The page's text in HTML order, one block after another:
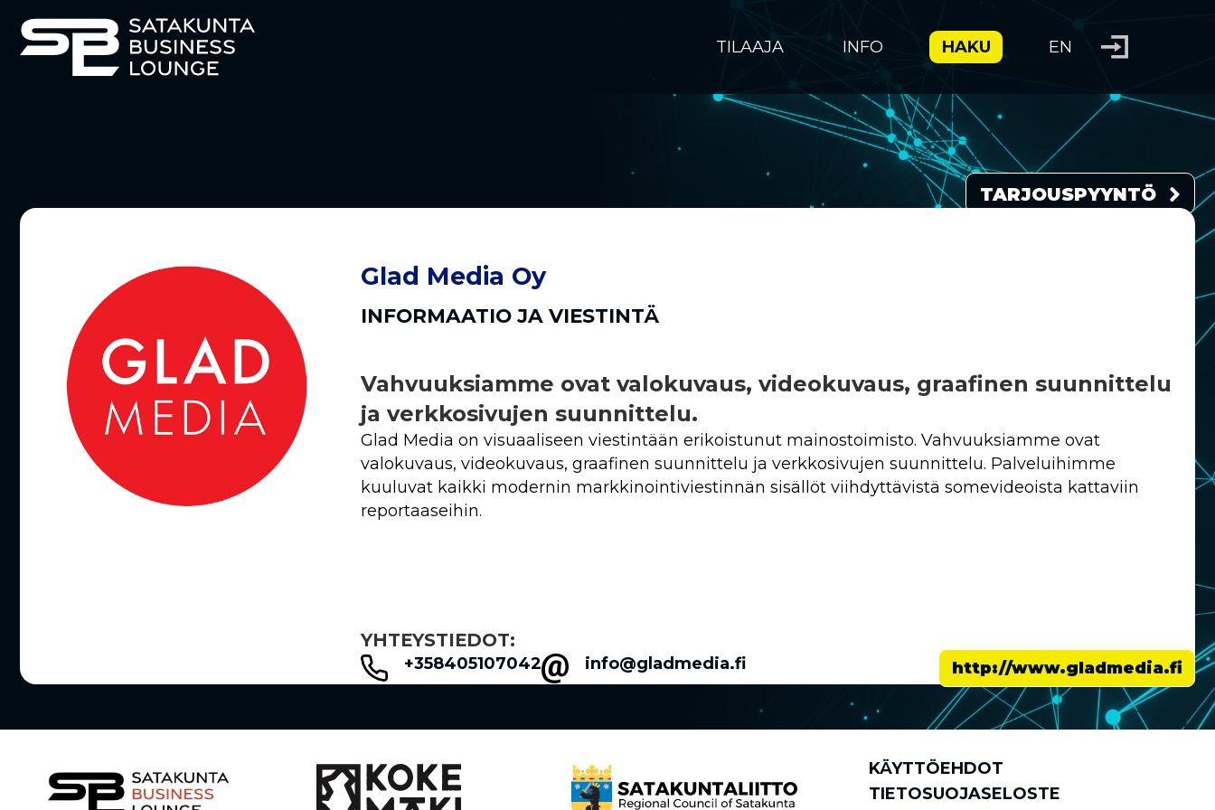
TILAAJA INFO HAKU EN
TARJOUSPYYNTÖ
Glad Media Oy
INFORMAATIO JA VIESTINTÄ
Vahvuuksiamme ovat valokuvaus, videokuvaus, graafinen suunnittelu
ja verkkosivujen suunnittelu.
Glad Media on visuaaliseen viestintään erikoistunut mainostoimisto. Vahvuuksiamme ovat
valokuvaus, videokuvaus, graafinen suunnittelu ja verkkosivujen suunnittelu. Palveluihimme
kuuluvat kaikki modernin markkinointiviestinnän sisällöt viihdyttävistä somevideoista kattaviin
reportaaseihin.
YHTEYSTIEDOT:
+358405107042 info@gladmedia.fi http://www.gladmedia.fi
KÄYTTÖEHDOT
TIETOSUOJASELOSTE